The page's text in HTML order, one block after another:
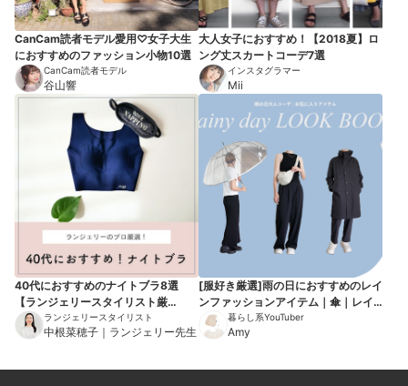
CanCam読者モデル愛用♡女子大生
におすすめのファッション小物10選
CanCam読者モデル
谷山響
大人女子におすすめ！【2018夏】ロ
ング丈スカートコーデ7選
インスタグラマー
Mii
40代におすすめのナイトブラ8選
【ランジェリースタイリスト厳
選！】ランジェリースタイリスト
中根菜穂子｜ランジェリー先生
[服好き厳選]雨の日におすすめのレイ
ンファッションアイテム｜傘｜レイ
ンシューズ暮らし系YouTuber
Amy